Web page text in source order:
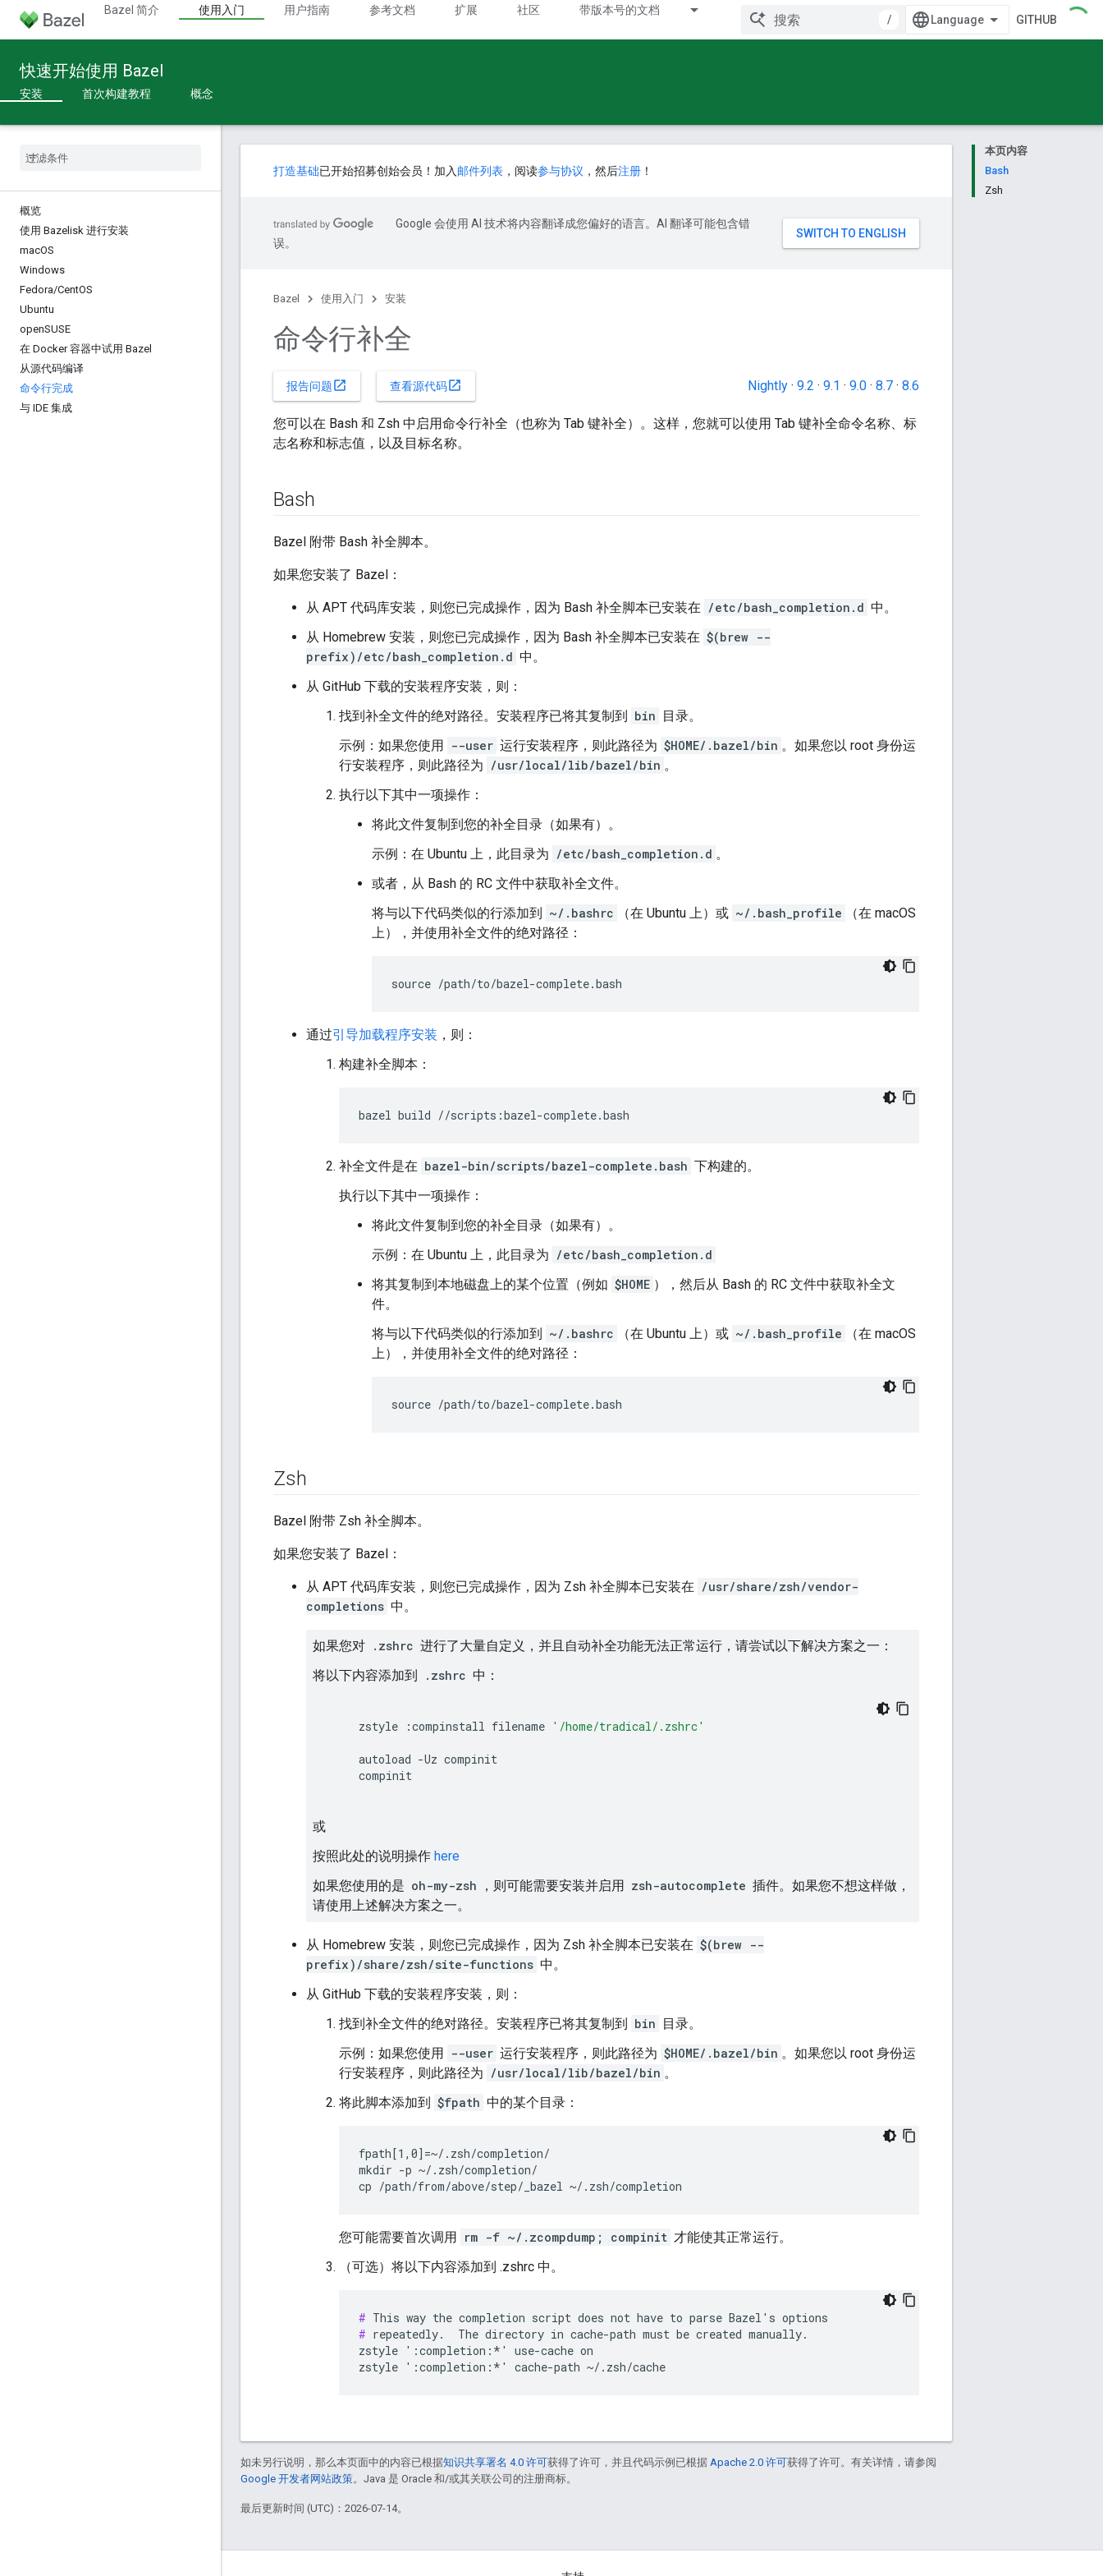
Bazel 简介 使用入门 用户指南 参考文档 扩展 社区 带版本号的文档
/ GITHUB
快速开始使用 Bazel
安装 首次构建教程 概念
概览
使用 Bazelisk 进行安装
macOS
Windows
Fedora/CentOS
Ubuntu
openSUSE
在 Docker 容器中试用 Bazel
从源代码编译
命令行完成
与 IDE 集成
本页内容
Bash
Zsh
打造基础已开始招募创始会员！加入 邮件列表 ，阅读参与协议 ，然后注册 ！
Google 会使用 AI 技术将内容翻译成您偏好的语言。AI 翻译可能包含错
误。
Bazel 使用入门 安装
命令行补全
报告问题open_in_new 查看源代码open_in_new Nightly · 9.2 · 9.1 · 9.0 · 8.7 · 8.6
您可以在 Bash 和 Zsh 中启用命令行补全（也称为 Tab 键补全）。这样，您就可以使用 Tab 键补全命令名称、标
志名称和标志值，以及目标名称。
Bash
Bazel 附带 Bash 补全脚本。
如果您安装了 Bazel：
从 APT 代码库安装，则您已完成操作，因为 Bash 补全脚本已安装在 /etc/bash_completion.d 中。
从 Homebrew 安装，则您已完成操作，因为 Bash 补全脚本已安装在 $(brew --
prefix)/etc/bash_completion.d 中。
从 GitHub 下载的安装程序安装，则：
找到补全文件的绝对路径。安装程序已将其复制到 bin 目录。
示例：如果您使用 --user 运行安装程序，则此路径为 $HOME/.bazel/bin 。如果您以 root 身份运
行安装程序，则此路径为 /usr/local/lib/bazel/bin 。
执行以下其中一项操作：
将此文件复制到您的补全目录（如果有）。
示例：在 Ubuntu 上，此目录为 /etc/bash_completion.d 。
或者，从 Bash 的 RC 文件中获取补全文件。
将与以下代码类似的行添加到 ~/.bashrc （在 Ubuntu 上）或 ~/.bash_profile
（在 macOS
上），并使用补全文件的绝对路径：
通过引导加载程序安装 ，则：
构建补全脚本：
补全文件是在 bazel-bin/scripts/bazel-complete.bash 下构建的。
执行以下其中一项操作：
将此文件复制到您的补全目录（如果有）。
示例：在 Ubuntu 上，此目录为 /etc/bash_completion.d
将其复制到本地磁盘上的某个位置（例如 $HOME ），然后从 Bash 的 RC 文件中获取补全文
件。
将与以下代码类似的行添加到 ~/.bashrc （在 Ubuntu 上）或 ~/.bash_profile
（在 macOS
上），并使用补全文件的绝对路径：
Zsh
Bazel 附带 Zsh 补全脚本。
如果您安装了 Bazel：
从 APT 代码库安装，则您已完成操作，因为 Zsh 补全脚本已安装在 /usr/share/zsh/vendor-
completions 中。
如果您对 .zshrc 进行了大量自定义，并且自动补全功能无法正常运行，请尝试以下解决方案之一：
将以下内容添加到
.zshrc 中：
zstyle :compinstall filename '/home/tradical/.zshrc'
autoload -Uz compinit
compinit
或
按照此处的说明操作 here
如果您使用的是 oh-my-zsh ，则可能需要安装并启用 zsh-autocomplete 插件。如果您不想这样做，
请使用上述解决方案之一。
从 Homebrew 安装，则您已完成操作，因为 Zsh 补全脚本已安装在 $(brew --
prefix)/share/zsh/site-functions 中。
从 GitHub 下载的安装程序安装，则：
找到补全文件的绝对路径。安装程序已将其复制到 bin 目录。
示例：如果您使用 --user 运行安装程序，则此路径为 $HOME/.bazel/bin 。如果您以 root 身份运
行安装程序，则此路径为 /usr/local/lib/bazel/bin 。
将此脚本添加到 $fpath 中的某个目录：
fpath[1,0]=~/.zsh/completion/
mkdir -p ~/.zsh/completion/
您可能需要首次调用 rm -f ~/.zcompdump; compinit 才能使其正常运行。
（可选）将以下内容添加到 .zshrc 中。
#
# repeatedly.  The directory in cache-path must be created manually.
zstyle ':completion:*' use-cache on
如未另行说明，那么本页面中的内容已根据知识共享署名 4.0 许可获得了许可，并且代码示例已根据 Apache 2.0 许可获得了许可。有关详情，请参阅
Google 开发者网站政策。Java 是 Oracle 和/或其关联公司的注册商标。
最后更新时间 (UTC)：2026-07-14。